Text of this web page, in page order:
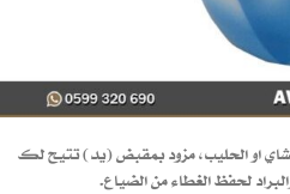
او الحليب، مزود بمقبض (يد) تتيح لك
لحفظ الغطاء من الضياع.